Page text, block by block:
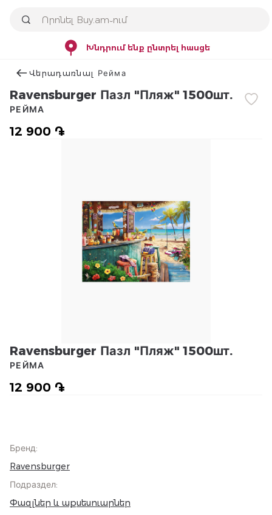
Խնդրում ենք ընտրել հասցե
Վերադառնալ Рейма
Ravensburger Пазл "Пляж" 1500шт.
12 900 ֏
РЕЙМА
Ravensburger Пазл "Пляж" 1500шт.
12 900 ֏
РЕЙМА
Бренд:
Ravensburger
Подраздел:
Փազլներ և աքսեսուարներ